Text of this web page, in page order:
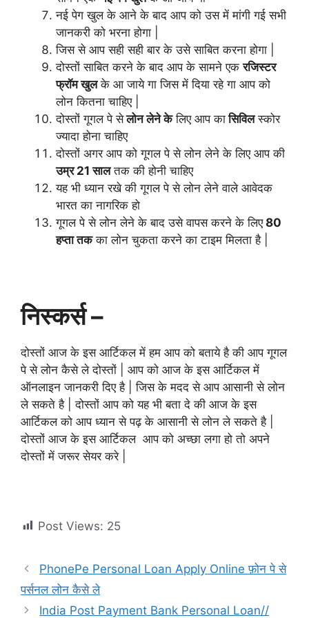
नई पेग खुल के आने के बाद आप को उस में मांगी गई सभी
जानकरी को भरना होगा |
जिस से आप सही सही बार के उसे साबित करना होगा |
दोस्तों साबित करने के बाद आप के सामने एकरजिस्टर
फ्रॉम खुलके आ जाये गा जिस में दिया रहे गा आप को
लोन कितना चाहिए |
दोस्तों गूगल पे सेलोन लेने केलिए आप कासिविलस्कोर
ज्यादा होना चाहिए
दोस्तों अगर आप को गूगल पे से लोन लेने के लिए आप की
उम्र 21 सालतक की होनी चाहिए
यह भी ध्यान रखे की गूगल पे से लोन लेने वाले आवेदक
भारत का नागरिक हो
गूगल पे से लोन लेने के बाद उसे वापस करने के लिए80
हप्ता तकका लोन चुकता करने का टाइम मिलता है |
निस्कर्स –
दोस्तों आज के इस आर्टिकल में हम आप को बताये है की आप गूगल
पे से लोन कैसे ले दोस्तों | आप को आज के इस आर्टिकल में
ऑनलाइन जानकरी दिए है | जिस के मदद से आप आसानी से लोन
ले सकते है | दोस्तों आप को यह भी बता दे की आज के इस
आर्टिकल को आप ध्यान से पढ़ के आसानी से लोन ले सकते है |
दोस्तों आज के इस आर्टिकल आप को अच्छा लगा हो तो अपने
दोस्तों में जरूर सेयर करे |
Post Views: 25
PhonePe Personal Loan Apply Online फ़ोन पे से
पर्सनल लोन कैसे ले
India Post Payment Bank Personal Loan//